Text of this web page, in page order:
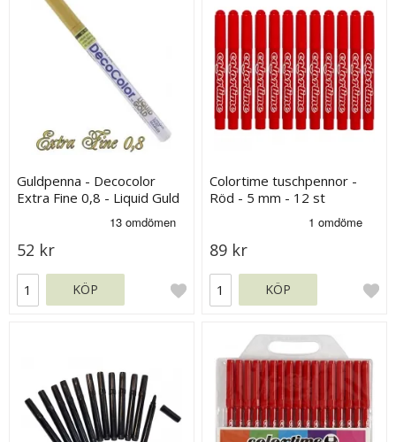
Guldpenna - Decocolor
Extra Fine 0,8 - Liquid Guld
52 kr
KÖP
Colortime tuschpennor -
Röd - 5 mm - 12 st
89 kr
KÖP